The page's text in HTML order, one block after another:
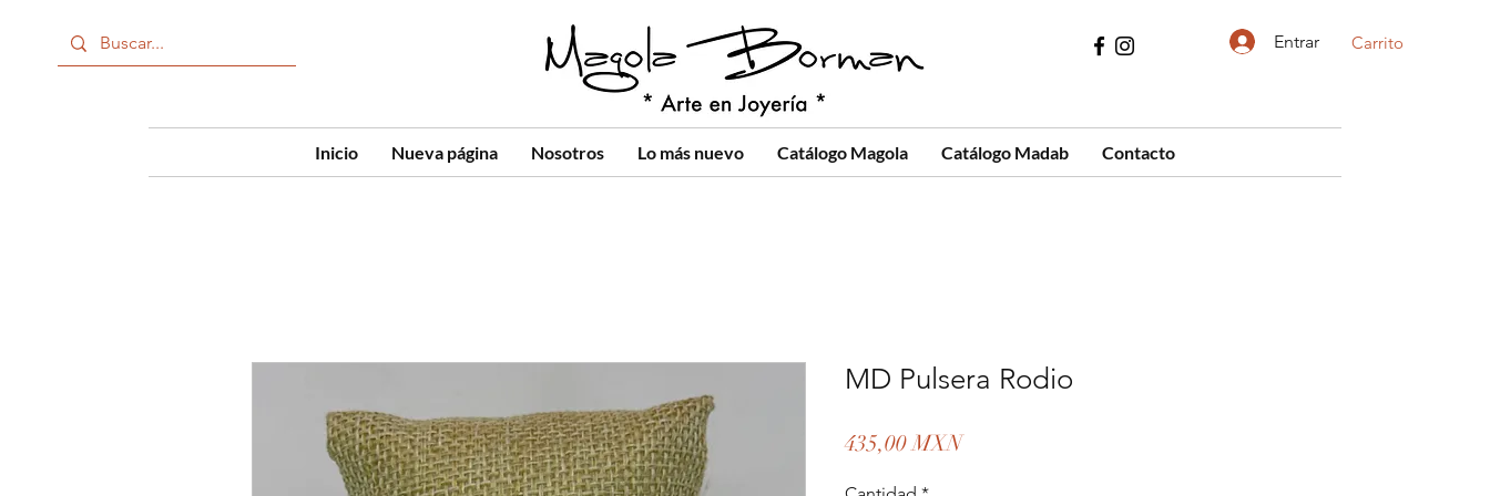
Entrar Carrito
Inicio Nueva página Nosotros Lo más nuevo Catálogo Magola Catálogo Madab Contacto
MD Pulsera Rodio
435,00 MXNPrecio